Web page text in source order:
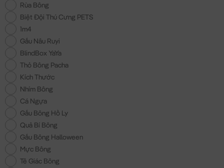
Rùa Bông
Biệt Đội Thú Cưng PETS
1m4
Gấu Nâu Ruyi
BlindBox YaYa
Thỏ Bông Pacha
Kích Thước
Nhím Bông
Cá Ngựa
Gấu Bông Hồ Ly
Quả Bí Bông
Gấu Bông Halloween
Mực Bông
Tê Giác Bông